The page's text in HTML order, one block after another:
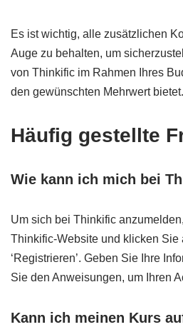
Es ist wichtig, alle zusätzlichen
Auge zu behalten, um
von Thinkific im Rahmen Ihres
den gewünschten Mehrwert bietet.
Häufig gestellte
Wie kann ich mich bei
Um sich bei Thinkific
Thinkific-Website und klicken Sie
‘Registrieren’. Geben Sie Ihre
Sie den Anweisungen, um Ihren
Kann ich meinen Kurs